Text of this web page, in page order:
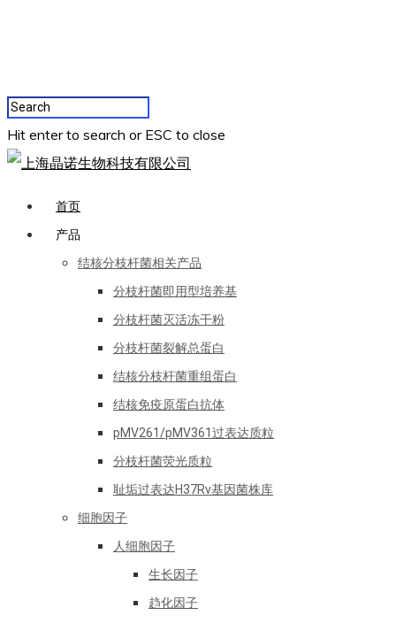
Hit enter to search or ESC to close
首页
产品
结核分枝杆菌相关产品
分枝杆菌即用型培养基
分枝杆菌灭活冻干粉
分枝杆菌裂解总蛋白
结核分枝杆菌重组蛋白
结核免疫原蛋白抗体
pMV261/pMV361过表达质粒
分枝杆菌荧光质粒
耻垢过表达H37Rv基因菌株库
细胞因子
人细胞因子
生长因子
趋化因子